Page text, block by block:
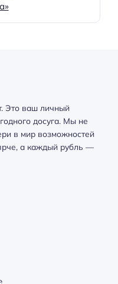
Это ваш личный
досуга. Мы не
в мир возможностей
а каждый рубль —